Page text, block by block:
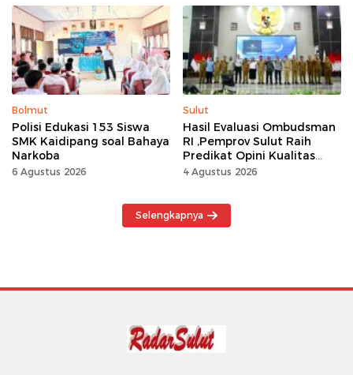
Kemerdekaan Momentum
Kerja Keras
Bolmut
Polisi Edukasi 153 Siswa
SMK Kaidipang soal Bahaya
Narkoba
6 Agustus 2026
Sulut
Hasil Evaluasi Ombudsman
RI ,Pemprov Sulut Raih
Predikat Opini Kualitas
Tinggi Tanpa
4 Agustus 2026
Selengkapnya